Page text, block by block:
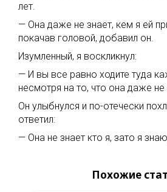
лет.
— Она даже не знает, кем я ей
покачав головой, добавил он.
Изумленный, я воскликнул:
— И вы все равно ходите туда
несмотря на то, что она даже не
Он улыбнулся и по-отечески
ответил:
— Она не знает кто я, зато я
Похожие